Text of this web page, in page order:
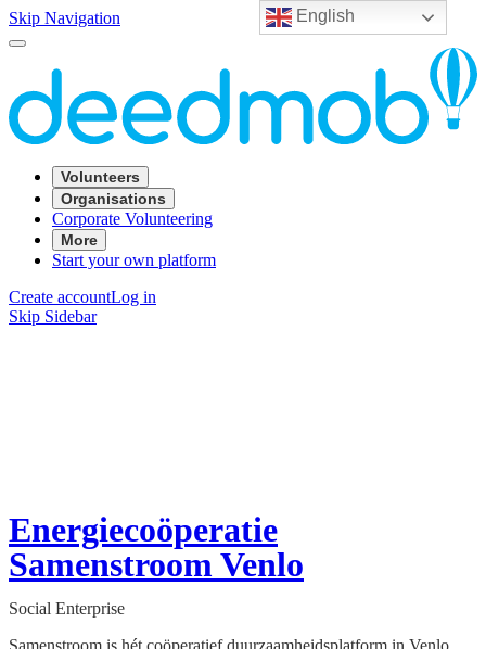
English
Skip Navigation
Volunteers
Organisations
Corporate Volunteering
More
Start your own platform
Create accountLog in
Skip Sidebar
Energiecoöperatie
Samenstroom Venlo
Social Enterprise